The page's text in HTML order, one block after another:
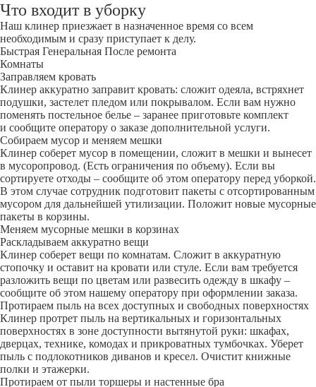
Что входит в уборку
Наш клинер приезжает в назначенное время со всем
необходимым и сразу приступает к делу.
Быстрая Генеральная После ремонта
Комнаты
Заправляем кровать
Клинер аккуратно заправит кровать: сложит одеяла, встряхнет
подушки, застелет пледом или покрывалом. Если вам нужно
поменять постельное белье – заранее приготовьте комплект
и сообщите оператору о заказе дополнительной услуги.
Собираем мусор и меняем мешки
Клинер соберет мусор в помещении, сложит в мешки и вынесет
в мусоропровод. (Есть ограничения по объему). Если вы
сортируете отходы – сообщите об этом оператору перед уборкой.
В этом случае сотрудник подготовит пакеты с отсортированным
мусором для дальнейшей утилизации. Положит новые мусорные
пакеты в корзины.
Меняем мусорные мешки в корзинах
Раскладываем аккуратно вещи
Клинер соберет вещи по комнатам. Сложит в аккуратную
стопочку и оставит на кровати или стуле. Если вам требуется
разложить вещи по цветам или развесить одежду в шкафу –
сообщите об этом нашему оператору при оформлении заказа.
Протираем пыль на всех доступных и свободных поверхностях
Клинер протрет пыль на вертикальных и горизонтальных
поверхностях в зоне доступности вытянутой руки: шкафах,
дверцах, технике, комодах и прикроватных тумбочках. Уберет
пыль с подлокотников диванов и кресел. Очистит книжные
полки и этажерки.
Протираем от пыли торшеры и настенные бра